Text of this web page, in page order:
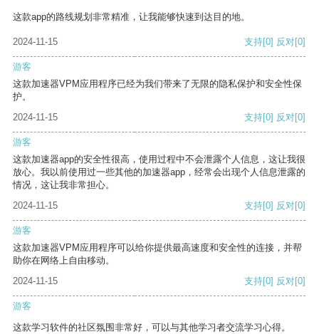
这款app的路线规划非常精准，让我能够快速到达目的地。
2024-11-15 支持[0] 反对[0]
游客
这款加速器VPM应用程序已经为我们带来了无限的隐私保护和安全性保
护。
2024-11-15
支持[0] 反对[0]
游客
这款加速器app的安全性很高，使用过程中不会泄露个人信息，这让我很
放心。我以前使用过一些其他的加速器app，经常会出现个人信息泄露的
情况，这让我非常担心。
2024-11-15
支持[0] 反对[0]
游客
这款加速器VPM应用程序可以给你提供最高速度和安全性的连接，并帮
助你在网络上自由移动。
2024-11-15
支持[0] 反对[0]
游客
这款学习软件的社区氛围非常好，可以与其他学习者交流学习心得。